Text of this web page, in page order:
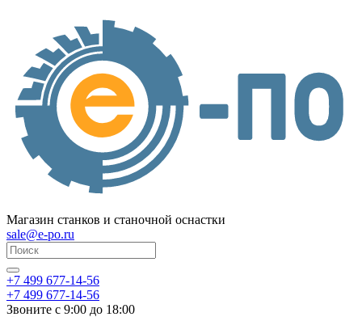
Магазин станков и станочной оснастки
sale@e-po.ru
+7 499 677-14-56
+7 499 677-14-56
Звоните с 9:00 до 18:00